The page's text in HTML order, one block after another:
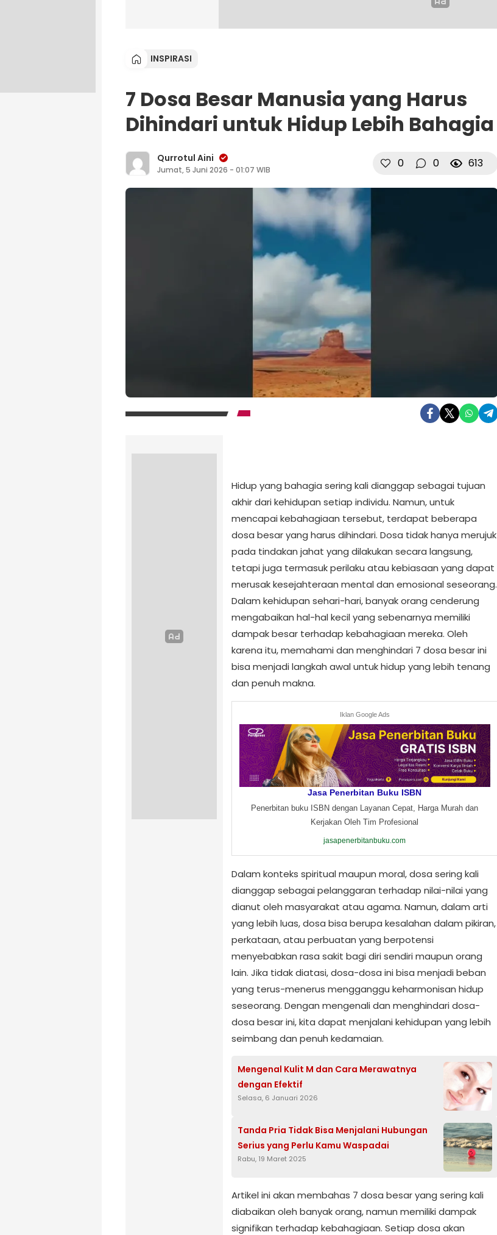
INSPIRASI
7 Dosa Besar Manusia yang Harus
Dihindari untuk Hidup Lebih Bahagia
Qurrotul Aini
Jumat, 5 Juni 2026 - 01:07 WIB 0 0 613
Hidup yang bahagia sering kali dianggap sebagai tujuan
akhir dari kehidupan setiap individu. Namun, untuk
mencapai kebahagiaan tersebut, terdapat beberapa
dosa besar yang harus dihindari. Dosa tidak hanya merujuk
pada tindakan jahat yang dilakukan secara langsung,
tetapi juga termasuk perilaku atau kebiasaan yang dapat
merusak kesejahteraan mental dan emosional seseorang.
Dalam kehidupan sehari-hari, banyak orang cenderung
mengabaikan hal-hal kecil yang sebenarnya memiliki
dampak besar terhadap kebahagiaan mereka. Oleh
karena itu, memahami dan menghindari 7 dosa besar ini
bisa menjadi langkah awal untuk hidup yang lebih tenang
dan penuh makna.
Iklan Google Ads
Jasa Penerbitan Buku ISBN
Penerbitan buku ISBN dengan Layanan Cepat, Harga Murah dan
Kerjakan Oleh Tim Profesional
jasapenerbitanbuku.com
Dalam konteks spiritual maupun moral, dosa sering kali
dianggap sebagai pelanggaran terhadap nilai-nilai yang
dianut oleh masyarakat atau agama. Namun, dalam arti
yang lebih luas, dosa bisa berupa kesalahan dalam pikiran,
perkataan, atau perbuatan yang berpotensi
menyebabkan rasa sakit bagi diri sendiri maupun orang
lain. Jika tidak diatasi, dosa-dosa ini bisa menjadi beban
yang terus-menerus mengganggu keharmonisan hidup
seseorang. Dengan mengenali dan menghindari dosa-
dosa besar ini, kita dapat menjalani kehidupan yang lebih
seimbang dan penuh kedamaian.
Mengenal Kulit M dan Cara Merawatnya
dengan Efektif
Selasa, 6 Januari 2026
Tanda Pria Tidak Bisa Menjalani Hubungan
Serius yang Perlu Kamu Waspadai
Rabu, 19 Maret 2025
Artikel ini akan membahas 7 dosa besar yang sering kali
diabaikan oleh banyak orang, namun memiliki dampak
signifikan terhadap kebahagiaan. Setiap dosa akan